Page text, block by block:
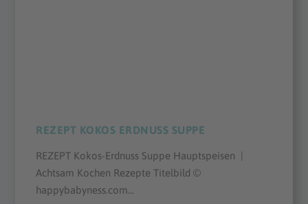
REZEPT KOKOS ERDNUSS SUPPE
REZEPT Kokos-Erdnuss Suppe Hauptspeisen |
Achtsam Kochen Rezepte Titelbild ©
happybabyness.com...